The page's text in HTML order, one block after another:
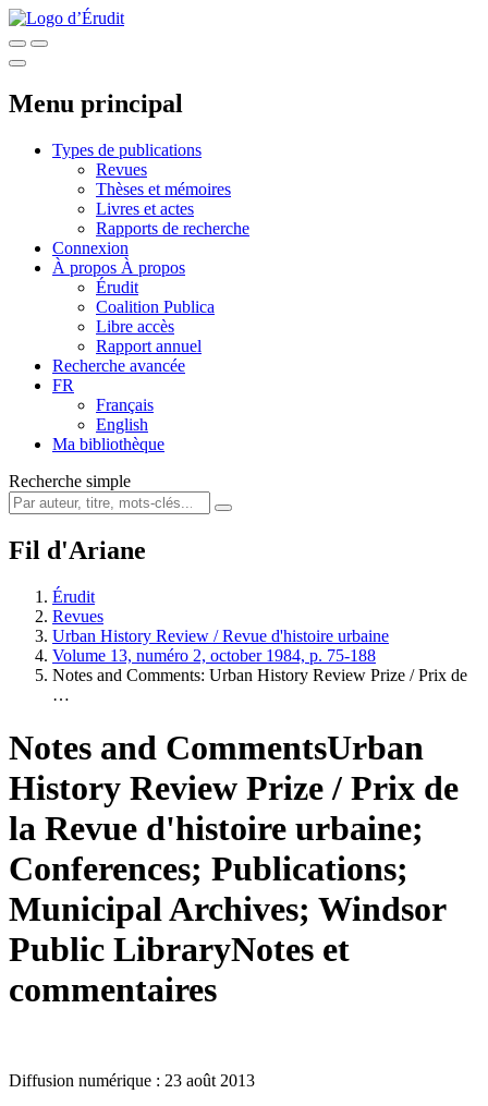
Menu principal
Types de publications
Revues
Thèses et mémoires
Livres et actes
Rapports de recherche
Connexion
À propos À propos
Érudit
Coalition Publica
Libre accès
Rapport annuel
Recherche avancée
FR
Français
English
Ma bibliothèque
Recherche simple
Fil d'Ariane
Érudit
Revues
Urban History Review / Revue d'histoire urbaine
Volume 13, numéro 2, october 1984, p. 75-188
Notes and Comments: Urban History Review Prize / Prix de
…
Notes and CommentsUrban
History Review Prize / Prix de
la Revue d'histoire urbaine;
Conferences; Publications;
Municipal Archives; Windsor
Public LibraryNotes et
commentaires
Diffusion numérique : 23 août 2013